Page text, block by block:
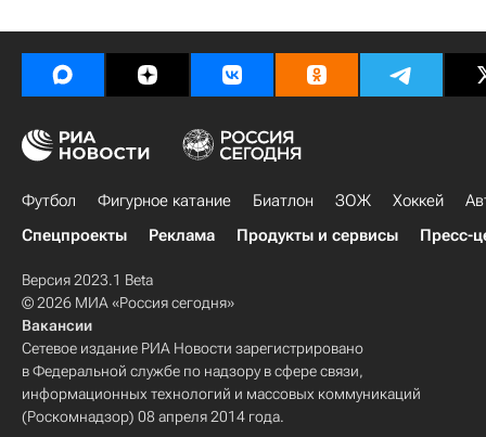
Футбол Фигурное катание Биатлон ЗОЖ Хоккей
Спецпроекты
Реклама Продукты и сервисы Пресс-
Версия 2023.1 Beta
© 2026 МИА «Россия сегодня»
Вакансии
Сетевое издание РИА Новости зарегистрировано
в Федеральной службе по надзору в сфере связи,
информационных технологий и массовых коммуникаций
(Роскомнадзор) 08 апреля 2014 года.